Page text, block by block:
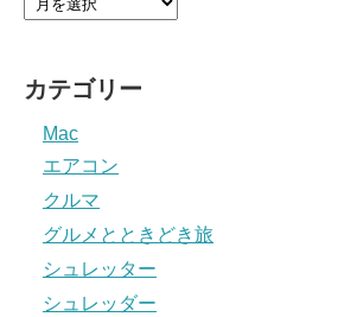
カテゴリー
Mac
エアコン
クルマ
グルメとときどき旅
シュレッター
シュレッダー